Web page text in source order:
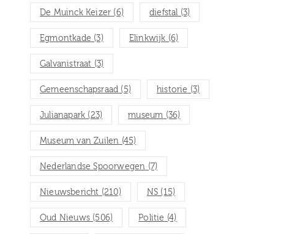
De Muinck Keizer (6) diefstal (3)
Egmontkade (3) Elinkwijk (6)
Galvanistraat (3)
Gemeenschapsraad (5) historie (3)
Julianapark (23) museum (36)
Museum van Zuilen (45)
Nederlandse Spoorwegen (7)
Nieuwsbericht (210) NS (15)
Oud Nieuws (506) Politie (4)